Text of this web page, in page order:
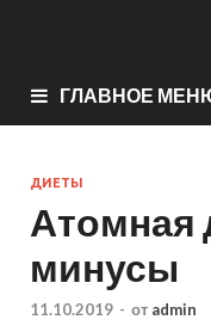
ГЛАВНОЕ
ДИЕТЫ
Атомная
минусы
11.10.2019 - от admin